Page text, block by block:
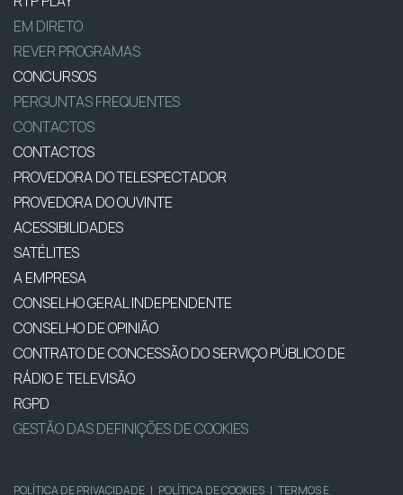
EM DIRETO
REVER PROGRAMAS
CONCURSOS
PERGUNTAS FREQUENTES
CONTACTOS
CONTACTOS
PROVEDORA DO TELESPECTADOR
PROVEDORA DO OUVINTE
ACESSIBILIDADES
SATÉLITES
A EMPRESA
CONSELHO GERAL INDEPENDENTE
CONSELHO DE OPINIÃO
CONTRATO DE CONCESSÃO DO SERVIÇO PÚBLICO DE
RÁDIO E TELEVISÃO
RGPD
GESTÃO DAS DEFINIÇÕES DE COOKIES
POLÍTICA DE PRIVACIDADE | POLÍTICA DE COOKIES | TERMOS E